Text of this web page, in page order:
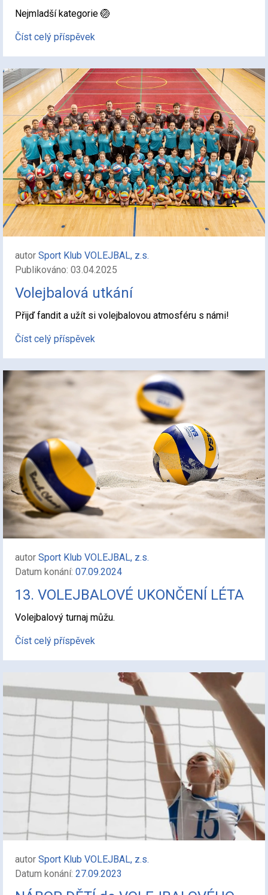
Nejmladší kategorie 🏐
Číst celý příspěvek
autor Sport Klub VOLEJBAL, z.s.
Publikováno: 03.04.2025
Volejbalová utkání
Přijď fandit a užít si volejbalovou atmosféru s námi!
Číst celý příspěvek
autor Sport Klub VOLEJBAL, z.s.
Datum konání: 07.09.2024
13. VOLEJBALOVÉ UKONČENÍ LÉTA
Volejbalový turnaj můžu.
Číst celý příspěvek
autor Sport Klub VOLEJBAL, z.s.
Datum konání: 27.09.2023